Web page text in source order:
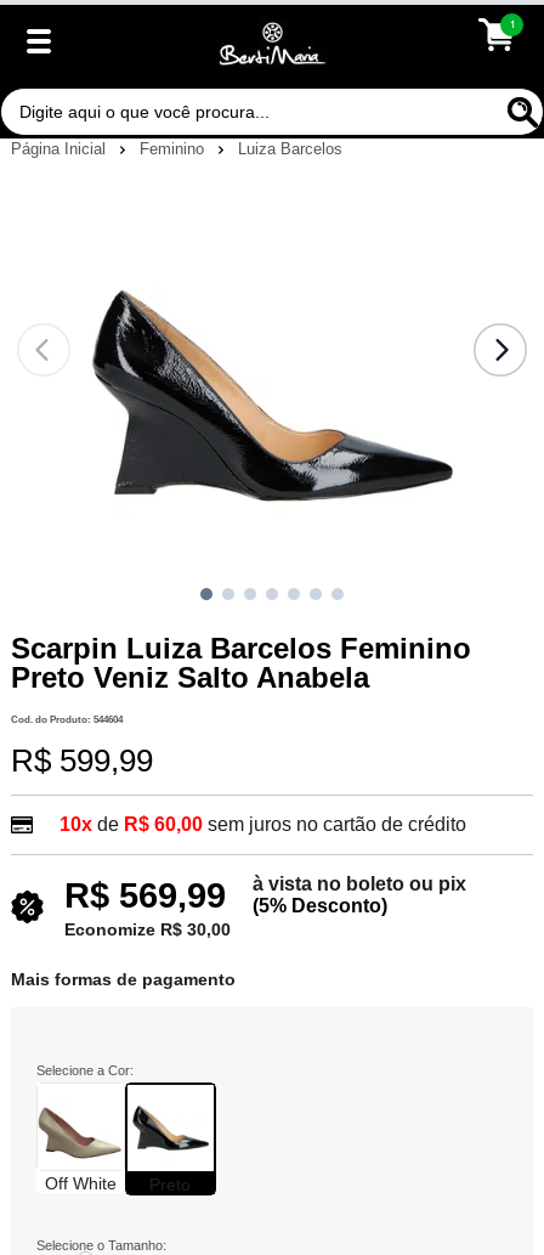
1
Página Inicial Feminino Luiza Barcelos
Scarpin Luiza Barcelos Feminino
Preto Veniz Salto Anabela
Cod. do Produto: 544604
R$ 599,99
10xde R$ 60,00 sem juros no cartão de crédito
R$ 569,99
à vista no boleto ou pix
(5% Desconto)
Economize R$ 30,00
Mais formas de pagamento
Selecione a Cor:
Off White Preto
Selecione o Tamanho: